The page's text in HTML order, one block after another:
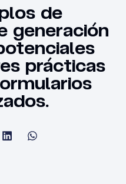
de
generación
prácticas